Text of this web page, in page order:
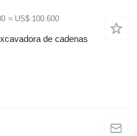
≈ US$ 100.600
de cadenas